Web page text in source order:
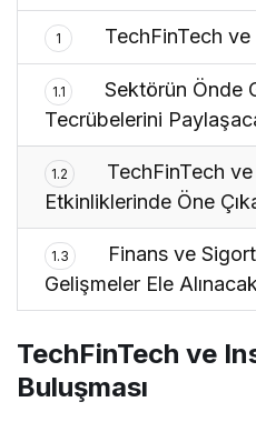
1 TechFinTech ve
1.1
Sektörün Önde
Tecrübelerini
1.2
TechFinTech
Etkinliklerinde Öne
1.3
Finans ve
Gelişmeler Ele Alınacak
TechFinTech ve
Buluşması